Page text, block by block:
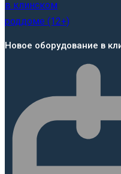
Новое оборудование в